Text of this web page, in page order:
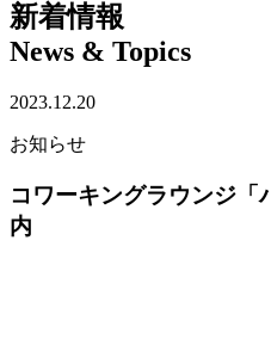
新着情報
News & Topics
2023.12.20
お知らせ
コワーキングラウンジ「
内